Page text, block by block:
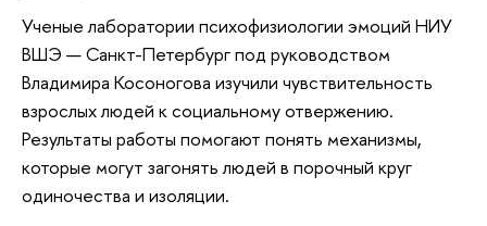
Ученые лаборатории психофизиологии эмоций НИУ
ВШЭ — Санкт-Петербург под руководством
Владимира Косоногова изучили чувствительность
взрослых людей к социальному отвержению.
Результаты работы помогают понять механизмы,
которые могут загонять людей в порочный круг
одиночества и изоляции.